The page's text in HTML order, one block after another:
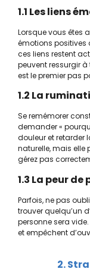
1.1 Les liens
Lorsque vous êtes
émotions positives
ces liens restent
peuvent ressurgir
est le premier pas
1.2 La
Se remémorer
demander «
douleur et retarder
naturelle, mais elle
gérez pas
1.3 La peur
Parfois, ne pas
trouver quelqu’un
personne sera
et empêchent
2.